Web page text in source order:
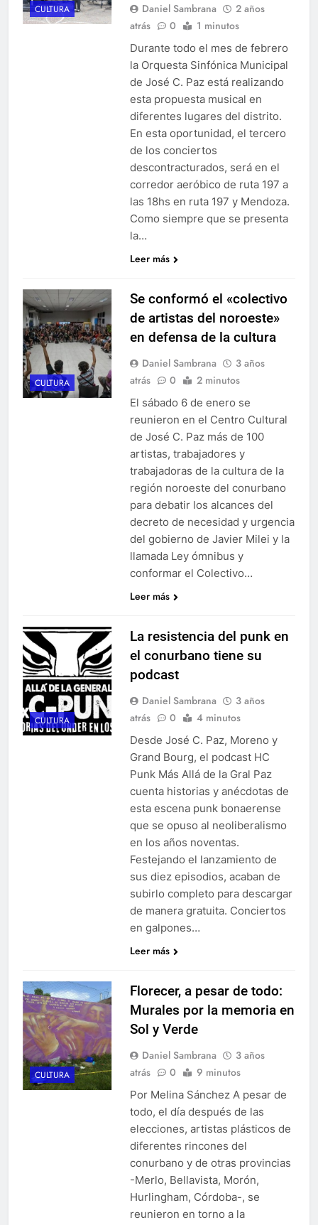
CULTURA Daniel Sambrana
2 años
atrás
0 1 minutos
Durante todo el mes de febrero
la Orquesta Sinfónica Municipal
de José C. Paz está realizando
esta propuesta musical en
diferentes lugares del distrito.
En esta oportunidad, el tercero
de los conciertos
descontracturados, será en el
corredor aeróbico de ruta 197 a
las 18hs en ruta 197 y Mendoza.
Como siempre que se presenta
la…
Leer más
CULTURA
Se conformó el «colectivo
de artistas del noroeste»
en defensa de la cultura
Daniel Sambrana
3 años
atrás
0 2 minutos
El sábado 6 de enero se
reunieron en el Centro Cultural
de José C. Paz más de 100
artistas, trabajadores y
trabajadoras de la cultura de la
región noroeste del conurbano
para debatir los alcances del
decreto de necesidad y urgencia
del gobierno de Javier Milei y la
llamada Ley ómnibus y
conformar el Colectivo…
Leer más
CULTURA
La resistencia del punk en
el conurbano tiene su
podcast
Daniel Sambrana
3 años
atrás
0 4 minutos
Desde José C. Paz, Moreno y
Grand Bourg, el podcast HC
Punk Más Allá de la Gral Paz
cuenta historias y anécdotas de
esta escena punk bonaerense
que se opuso al neoliberalismo
en los años noventas.
Festejando el lanzamiento de
sus diez episodios, acaban de
subirlo completo para descargar
de manera gratuita. Conciertos
en galpones…
Leer más
CULTURA
Florecer, a pesar de todo:
Murales por la memoria en
Sol y Verde
Daniel Sambrana
3 años
atrás
0 9 minutos
Por Melina Sánchez A pesar de
todo, el día después de las
elecciones, artistas plásticos de
diferentes rincones del
conurbano y de otras provincias
-Merlo, Bellavista, Morón,
Hurlingham, Córdoba-, se
reunieron en torno a la